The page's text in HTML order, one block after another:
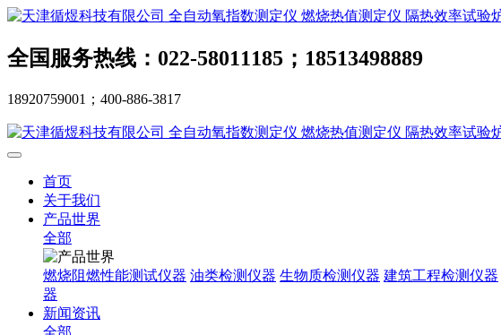
全国服务热线：022-58011185；18513498889
18920759001；400-886-3817
首页
关于我们
产品世界
全部
燃烧阻燃性能测试仪器 油类检测仪器 生物质检测仪器 建筑工程检测仪器
器
新闻资讯
全部